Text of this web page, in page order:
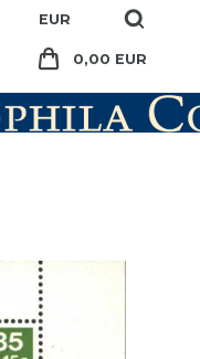
EUR
0,00 EUR